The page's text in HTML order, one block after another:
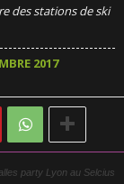
des stations de ski
2017
party Lyon au Selcius